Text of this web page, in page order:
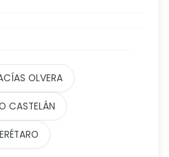
OLVERA
CASTELÁN